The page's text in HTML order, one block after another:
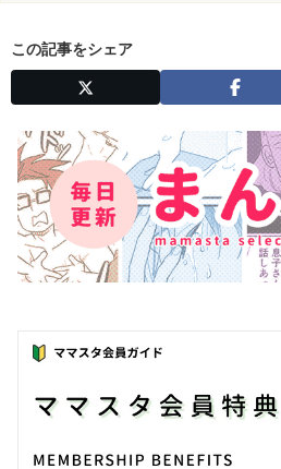
この記事をシェア